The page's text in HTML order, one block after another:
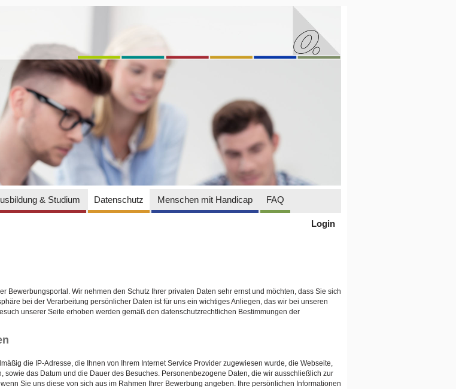
& Studium Datenschutz Menschen mit Handicap FAQ
Login
Bewerbungsportal. Wir nehmen den Schutz Ihrer privaten Daten sehr ernst und möchten, dass Sie sich
bei der Verarbeitung persönlicher Daten ist für uns ein wichtiges Anliegen, das wir bei unseren
unserer Seite erhoben werden gemäß den datenschutzrechtlichen Bestimmungen der
die IP-Adresse, die Ihnen von Ihrem Internet Service Provider zugewiesen wurde, die Webseite,
das Datum und die Dauer des Besuches. Personenbezogene Daten, die wir ausschließlich zur
Sie uns diese von sich aus im Rahmen Ihrer Bewerbung angeben. Ihre persönlichen Informationen